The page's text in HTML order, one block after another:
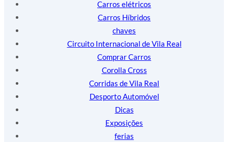
Carros elétricos
Carros Híbridos
chaves
Circuito Internacional de Vila Real
Comprar Carros
Corolla Cross
Corridas de Vila Real
Desporto Automóvel
Dicas
Exposições
ferias